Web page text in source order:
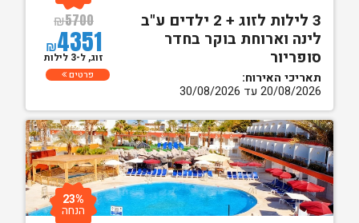
3 לילות לזוג + 2 ילדים ע"ב
לינה וארוחת בוקר בחדר
סופריור
תאריכי האירוח:
20/08/2026 עד 30/08/2026
₪5700
₪4351
זוג, ל-3 לילות
פרטים
23%
הנחה